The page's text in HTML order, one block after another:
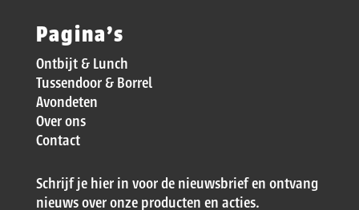
Pagina’s
Ontbijt & Lunch
Tussendoor & Borrel
Avondeten
Over ons
Contact
Schrijf je hier in voor de nieuwsbrief en ontvang
nieuws over onze producten en acties.